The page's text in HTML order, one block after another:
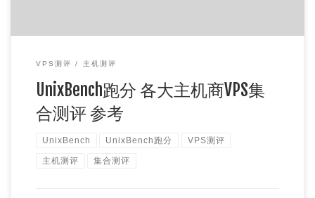
VPS测评 主机测评
UnixBench跑分 各大主机商VPS集
合测评 参考
UnixBench UnixBench跑分 VPS测评
主机测评 集合测评